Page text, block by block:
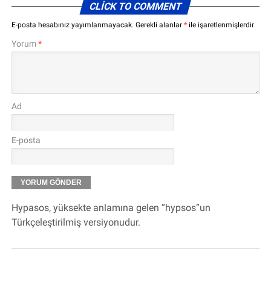
CLICK TO COMMENT
E-posta hesabınız yayımlanmayacak. Gerekli alanlar *ile işaretlenmişlerdir
Yorum*
Ad
E-posta
Hypasos, yüksekte anlamına gelen “hypsos”un
Türkçeleştirilmiş versiyonudur.